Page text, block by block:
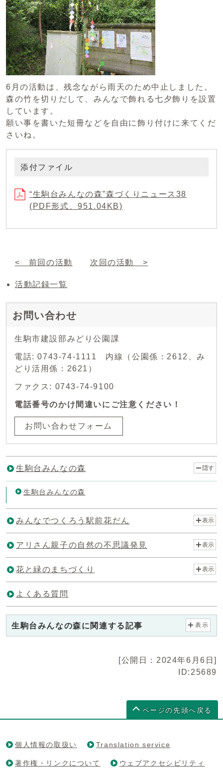
6月の活動は、残念ながら雨天のため中止しました。
森の竹を切りだして、みんなで飾れる七夕飾りを設置
しています。
願い事を書いた短冊などを自由に飾り付けに来てくだ
さいね。
添付ファイル
“生駒台みんなの森”森づくりニュース38
(PDF形式、951.04KB)
< 前回の活動 次回の活動 >
活動記録一覧
お問い合わせ
生駒市建設部みどり公園課
電話: 0743-74-1111 内線（公園係：2612、み
どり活用係：2621）
ファクス: 0743-74-9100
電話番号のかけ間違いにご注意ください！
お問い合わせフォーム
生駒台みんなの森 隠す
生駒台みんなの森
みんなでつくろう駅前花だん 表示
アリさん親子の自然の不思議発見 表示
花と緑のまちづくり 表示
よくある質問
生駒台みんなの森に関連する記事 表示
[公開日：2024年6月6日]
ID:25689
ページの先頭へ戻る
個人情報の取扱い Translation service
著作権・リンクについて ウェブアクセシビリティ